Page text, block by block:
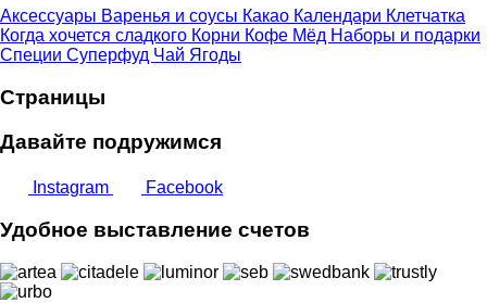
Аксессуары Варенья и соусы Какао Календари Клетчатка
Когда хочется сладкого Корни Кофе Мёд Наборы и подарки
Специи Суперфуд Чай Ягоды
Страницы
Давайте подружимся
Instagram Facebook
Удобное выставление счетов